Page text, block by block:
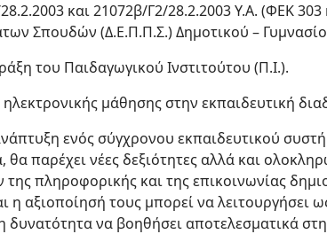
και 21072β/Γ2/28.2.2003 Υ.Α. (ΦΕΚ 303
Σπουδών (Δ.Ε.Π.Π.Σ.) Δημοτικού –
του Παιδαγωγικού Ινστιτούτου (Π.Ι.).
μάθησης στην εκπαιδευτική
ενός σύγχρονου εκπαιδευτικού
θα παρέχει νέες δεξιότητες αλλά και
πληροφορικής και της επικοινωνίας
η αξιοποίησή τους μπορεί να λειτουργήσει
δυνατότητα να βοηθήσει αποτελεσματικά